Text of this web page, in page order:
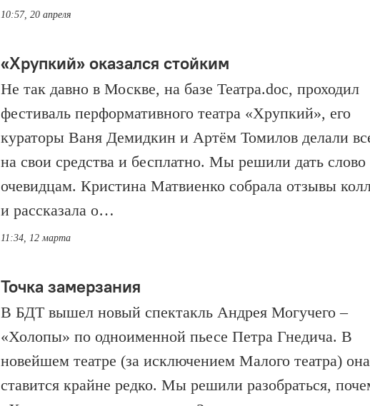
10:57, 20 апреля
«Хрупкий» оказался стойким
Не так давно в Москве, на базе Театра.doc, проходил
фестиваль перформативного театра «Хрупкий», его
кураторы Ваня Демидкин и Артём Томилов делали
на свои средства и бесплатно. Мы решили дать слово
очевидцам. Кристина Матвиенко собрала отзывы
и рассказала о…
11:34, 12 марта
Точка замерзания
В БДТ вышел новый спектакль Андрея Могучего –
«Холопы» по одноименной пьесе Петра Гнедича. В
новейшем театре (за исключением Малого театра) она
ставится крайне редко. Мы решили разобраться,